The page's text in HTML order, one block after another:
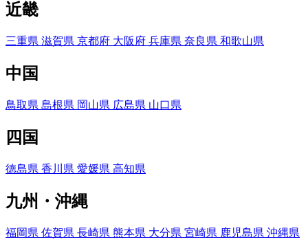
近畿
三重県 滋賀県 京都府 大阪府 兵庫県 奈良県 和歌山県
中国
鳥取県 島根県 岡山県 広島県 山口県
四国
徳島県 香川県 愛媛県 高知県
九州・沖縄
福岡県 佐賀県 長崎県 熊本県 大分県 宮崎県 鹿児島県 沖縄県